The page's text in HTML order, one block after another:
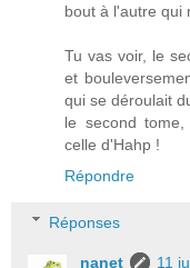
bout à l'autre qui
Tu vas voir, le
et
qui se déroulait
le second
celle d'Hahp !
Répondre
Réponses
nanet
11